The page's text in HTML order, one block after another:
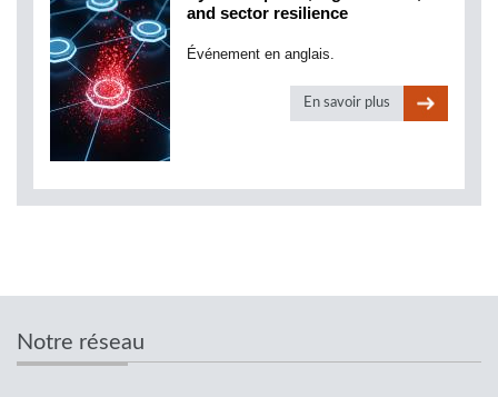
and sector resilience
Événement en anglais.
En savoir plus
Notre réseau